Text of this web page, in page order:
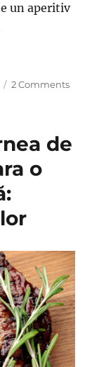
un aperitiv
slănină – o
2 Commentson
puțin
o
dată
în
viață
de
o